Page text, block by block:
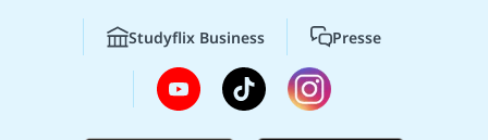
Studyflix Business Presse